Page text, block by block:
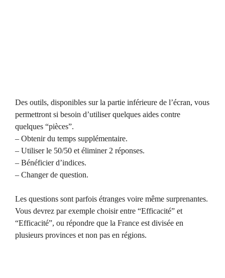
Des outils, disponibles sur la partie inférieure de l’écran, vous
permettront si besoin d’utiliser quelques aides contre
quelques “pièces”.
– Obtenir du temps supplémentaire.
– Utiliser le 50/50 et éliminer 2 réponses.
– Bénéficier d’indices.
– Changer de question.
Les questions sont parfois étranges voire même surprenantes.
Vous devrez par exemple choisir entre “Efficacité” et
“Efficacité”, ou répondre que la France est divisée en
plusieurs provinces et non pas en régions.